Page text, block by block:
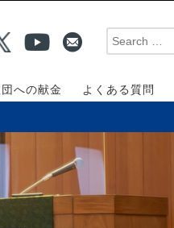
への献金 よくある質問